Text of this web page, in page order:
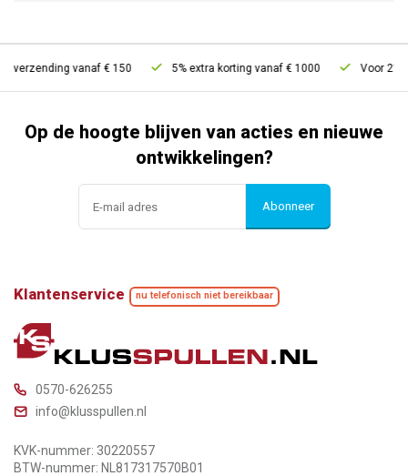
vanaf € 150 5% extra korting vanaf € 1000 Voor 21u
Op de hoogte blijven van acties en nieuwe
ontwikkelingen?
Abonneer
Klantenservice nu telefonisch niet bereikbaar
0570-626255
info@klusspullen.nl
KVK-nummer: 30220557
BTW-nummer: NL817317570B01